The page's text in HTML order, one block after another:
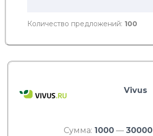
Количество предложений: 100
Vivus
Сумма: 1000 — 30000